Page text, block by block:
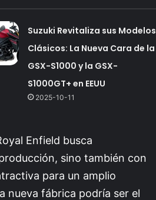
Suzuki Revitaliza sus Modelos
Clásicos: La Nueva Cara de la
GSX-S1000 y la GSX-
S1000GT+ en EEUU
2025-10-11
Enfield busca
sino también con
para un amplio
nueva fábrica podría ser el